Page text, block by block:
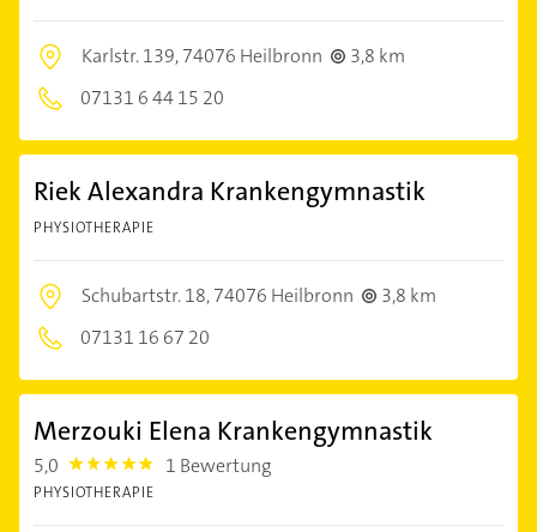
Karlstr. 139,74076 Heilbronn
3,8 km
07131 6 44 15 20
Riek Alexandra Krankengymnastik
PHYSIOTHERAPIE
Schubartstr. 18,74076 Heilbronn
3,8 km
07131 16 67 20
Merzouki Elena Krankengymnastik
5,0 5.0 1 Bewertung
PHYSIOTHERAPIE